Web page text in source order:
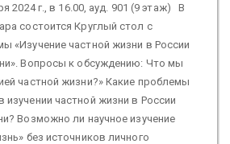
2024 г., в 16.00, ауд. 901 (9 этаж) В
состоится Круглый стол с
«Изучение частной жизни в России
Вопросы к обсуждению: Что мы
частной жизни?» Какие проблемы
частной жизни в России
Возможно ли научное изучение
без источников личного